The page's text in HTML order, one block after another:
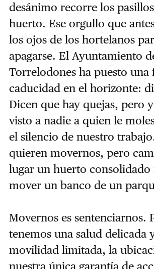
desánimo recorre los
huerto. Ese orgullo que
los ojos de los hortelanos
apagarse. El Ayuntamiento
Torrelodones ha puesto una
caducidad en el horizonte:
Dicen que hay quejas, pero
visto a nadie a quien le
el silencio de nuestro
quieren movernos, pero
lugar un huerto consolidado
mover un banco de un
Movernos es sentenciarnos.
tenemos una salud delicada
movilidad limitada, la
nuestra única garantía de